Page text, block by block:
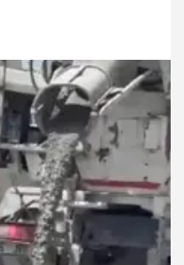
gözaltına alındı.
yansıdı.